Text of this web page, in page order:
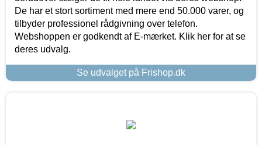
De har et stort sortiment med mere end 50.000 varer, og
tilbyder professionel rådgivning over telefon.
Webshoppen er godkendt af E-mærket. Klik her for at se
deres udvalg.
Se udvalget på Frishop.dk